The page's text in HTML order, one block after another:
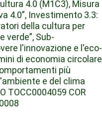
4.0 (M1C3), Misura
4.0”, Investimento 3.3:
della cultura per
verde”, Sub-
l'innovazione e l'eco-
di economia circolare
più
e del clima
TOCC0004059 COR